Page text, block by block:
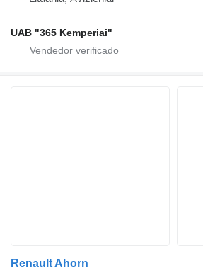
UAB "365 Kemperiai"
Renault Ahorn